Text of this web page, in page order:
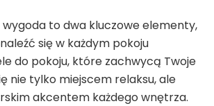
wygoda to dwa kluczowe elementy,
się w każdym pokoju
do pokoju, które zachwycą Twoje
nie tylko miejscem relaksu, ale
akcentem każdego wnętrza.